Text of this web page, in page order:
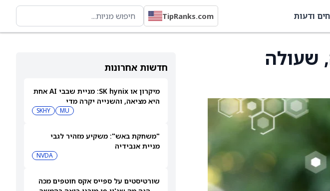
ודעות TipRanks.com
חדשות אחרונות
מיקרון או SK hynix: מניית שבבי AI אחת
היא מציאה, והשנייה יקרה מדי
MU
SKHY
"משחקת באש": משקיע מזהיר לגבי
מניית אנבידיה
NVDA
שורטיסטים על ספייס אקס חוטפים מכה
שעולה